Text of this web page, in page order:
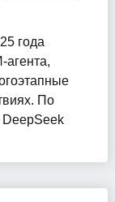
года
агента,
По